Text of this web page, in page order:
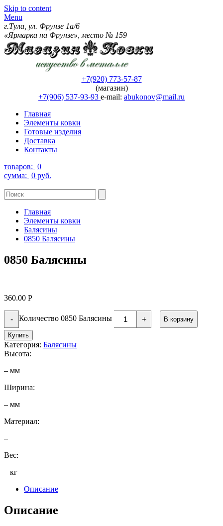
Skip to content
Menu
г.Тула, ул. Фрунзе 1а/6
«Ярмарка на Фрунзе», место № 159
+7(920) 773-57-87
(магазин)
+7(906) 537-93-93 e-mail: abukonov@mail.ru
Главная
Элементы ковки
Готовые изделия
Доставка
Контакты
товаров: 0
сумма: 0 руб.
Главная
Элементы ковки
Балясины
0850 Балясины
0850 Балясины
360.00 Р
- Количество 0850 Балясины + В корзину
Купить
Категория: Балясины
Высота:
– мм
Ширина:
– мм
Материал:
–
Вес:
– кг
Описание
Описание